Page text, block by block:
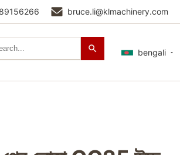
bruce.li@klmachinery.com
bengali